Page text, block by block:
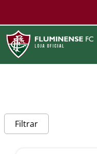
Filtrar